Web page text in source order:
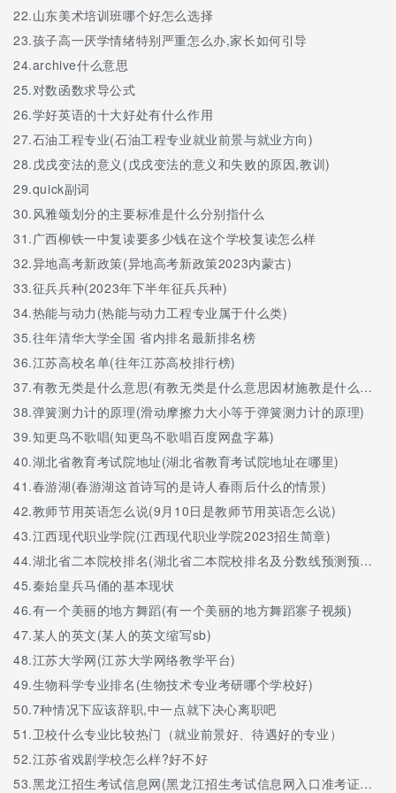
22.山东美术培训班哪个好怎么选择
23.孩子高一厌学情绪特别严重怎么办,家长如何引导
24.archive什么意思
25.对数函数求导公式
26.学好英语的十大好处有什么作用
27.石油工程专业(石油工程专业就业前景与就业方向)
28.戊戌变法的意义(戊戌变法的意义和失败的原因,教训)
29.quick副词
30. 风雅颂划分的主要标准是什么分别指什么
31.广西柳铁一中复读要多少钱在这个学校复读怎么样
32.异地高考新政策(异地高考新政策2023内蒙古)
33.征兵兵种(2023年下半年征兵兵种)
34.热能与动力(热能与动力工程专业属于什么类)
35.往年清华大学全国 省内排名最新排名榜
36.江苏高校名单(往年江苏高校排行榜)
37.有教无类是什么意思(有教无类是什么意思因材施教是什么意思)
38.弹簧测力计的原理(滑动摩擦力大小等于弹簧测力计的原理)
39.知更鸟不歌唱(知更鸟不歌唱百度网盘字幕)
40.湖北省教育考试院地址(湖北省教育考试院地址在哪里)
41.春游湖(春游湖这首诗写的是诗人春雨后什么的情景)
42.教师节用英语怎么说(9月10日是教师节用英语怎么说)
43.江西现代职业学院(江西现代职业学院2023招生简章)
44.湖北省二本院校排名(湖北省二本院校排名及分数线预测预测文科)
45.秦始皇兵马俑的基本现状
46.有一个美丽的地方舞蹈(有一个美丽的地方舞蹈寨子视频)
47.某人的英文(某人的英文缩写sb)
48.江苏大学网(江苏大学网络教学平台)
49.生物科学专业排名(生物技术专业考研哪个学校好)
50.7种情况下应该辞职,中一点就下决心离职吧
51.卫校什么专业比较热门（就业前景好、待遇好的专业）
52.江苏省戏剧学校怎么样?好不好
53.黑龙江招生考试信息网(黑龙江招生考试信息网入口准考证打印)